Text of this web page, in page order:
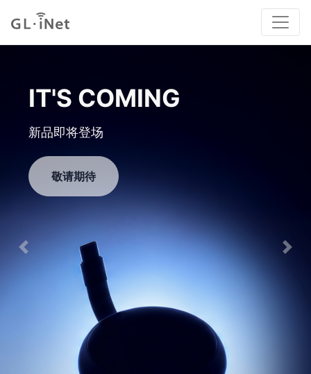
GL-MT5000
高性能有线路由器
立即购买
Previous Next